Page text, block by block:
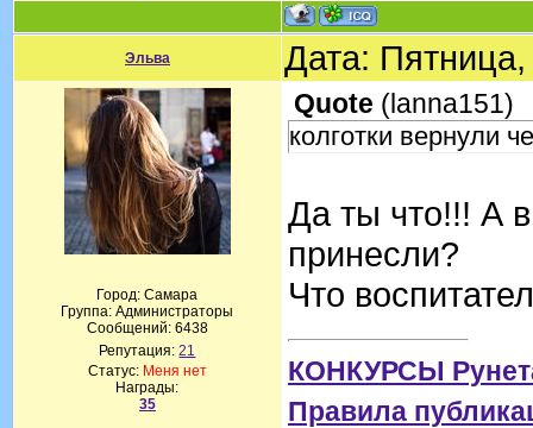
Эльва Дата:
Город: Самара
Группа: Администраторы
Сообщений: 6438
Репутация:21
Статус: Меня нет
Награды:
35
Quote (lanna151)
колготки вернули
Да ты что!!! А
принесли?
Что
КОНКУРСЫ
Правила